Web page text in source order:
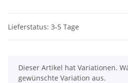
Lieferstatus: 3-5 Tage
x
Dieser Artikel hat Variationen.
gewünschte Variation aus.